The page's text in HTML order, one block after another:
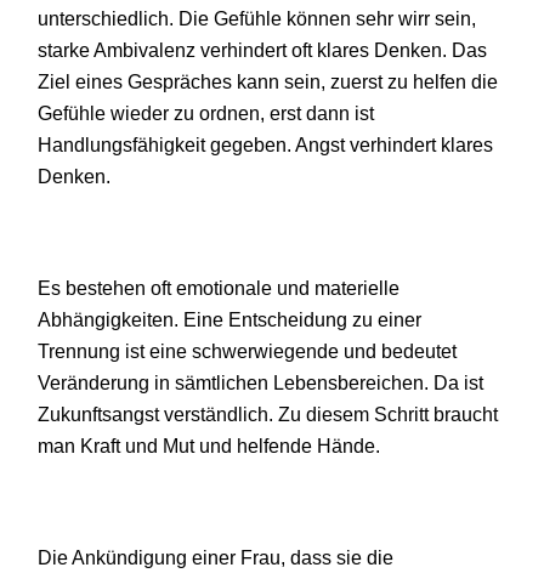
unterschiedlich. Die Gefühle können sehr wirr sein,
starke Ambivalenz verhindert oft klares Denken. Das
Ziel eines Gespräches kann sein, zuerst zu helfen die
Gefühle wieder zu ordnen, erst dann ist
Handlungsfähigkeit gegeben. Angst verhindert klares
Denken.
Es bestehen oft emotionale und materielle
Abhängigkeiten. Eine Entscheidung zu einer
Trennung ist eine schwerwiegende und bedeutet
Veränderung in sämtlichen Lebensbereichen. Da ist
Zukunftsangst verständlich. Zu diesem Schritt braucht
man Kraft und Mut und helfende Hände.
Die Ankündigung einer Frau, dass sie die